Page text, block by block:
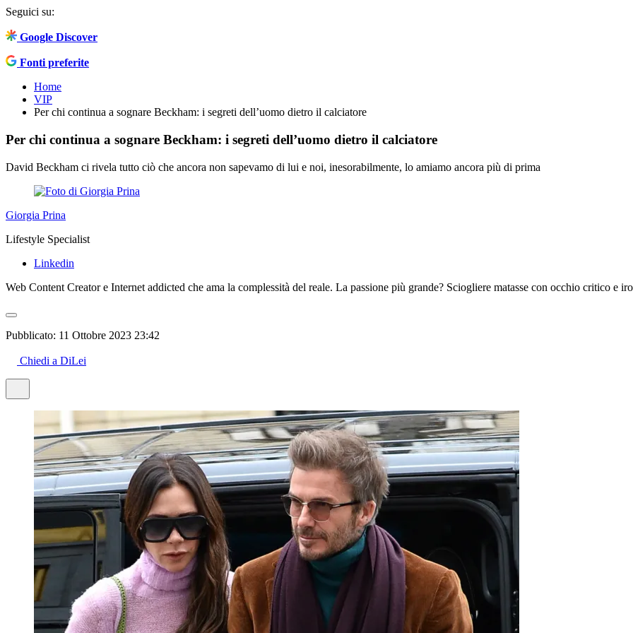
Seguici su:
Google Discover
Fonti preferite
Home
VIP
Per chi continua a sognare Beckham: i segreti dell’uomo dietro il calciatore
Per chi continua a sognare Beckham: i segreti dell’uomo dietro il calciatore
David Beckham ci rivela tutto ciò che ancora non sapevamo di lui e noi, inesorabilmente, lo amiamo ancora più di prima
Giorgia Prina
Lifestyle Specialist
Linkedin
Web Content Creator e Internet addicted che ama la complessità del reale. La passione più grande? Sciogliere matasse con occhio critico e
Pubblicato: 11 Ottobre 2023 23:42
Chiedi a DiLei